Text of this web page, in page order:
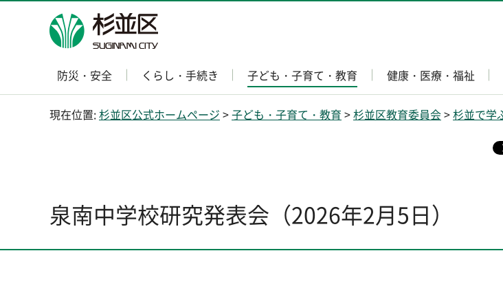
杉並区
防災・安全 くらし・手続き 子ども・子育て・教育 健康・医療・福祉
現在位置:杉並区公式ホームページ >子ども・子育て・教育 >杉並区教育委員会>杉並で学
泉南中学校研究発表会（2026年2月5日）